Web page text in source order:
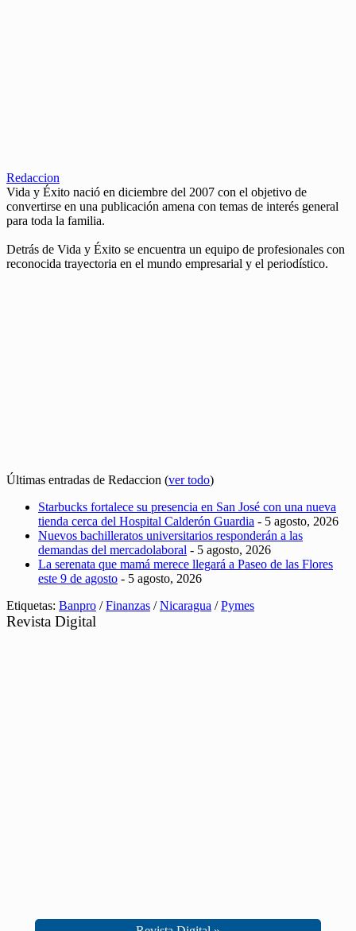
Redaccion
Vida y Éxito nació en diciembre del 2007 con el objetivo de
convertirse en una publicación amena con temas de interés general
para toda la familia.
Detrás de Vida y Éxito se encuentra un equipo de profesionales con
reconocida trayectoria en el mundo empresarial y el periodístico.
Últimas entradas de Redaccion (ver todo)
Starbucks fortalece su presencia en San José con una nueva
tienda cerca del Hospital Calderón Guardia - 5 agosto, 2026
Nuevos bachilleratos universitarios responderán a las
demandas del mercadolaboral - 5 agosto, 2026
La serenata que mamá merece llegará a Paseo de las Flores
este 9 de agosto - 5 agosto, 2026
Etiquetas: Banpro /Finanzas /Nicaragua /Pymes
Revista Digital